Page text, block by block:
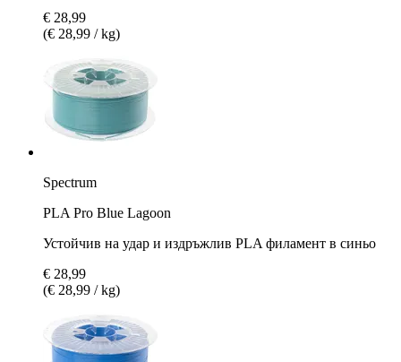
€ 28,99
(€ 28,99 / kg)
Spectrum
PLA Pro Blue Lagoon
Устойчив на удар и издръжлив PLA филамент в синьо
€ 28,99
(€ 28,99 / kg)